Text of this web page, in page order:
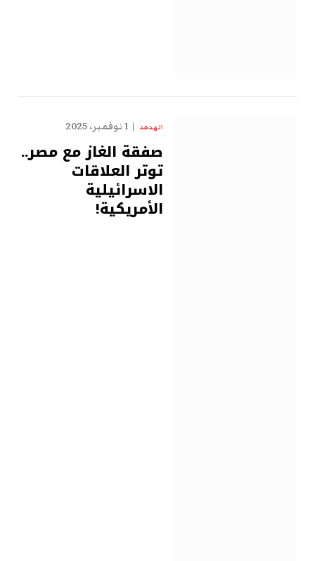
الهدهد 1 نوفمبر، 2025
صفقة الغاز مع مصر..
توتر العلاقات
الاسرائيلية
الأمريكية!